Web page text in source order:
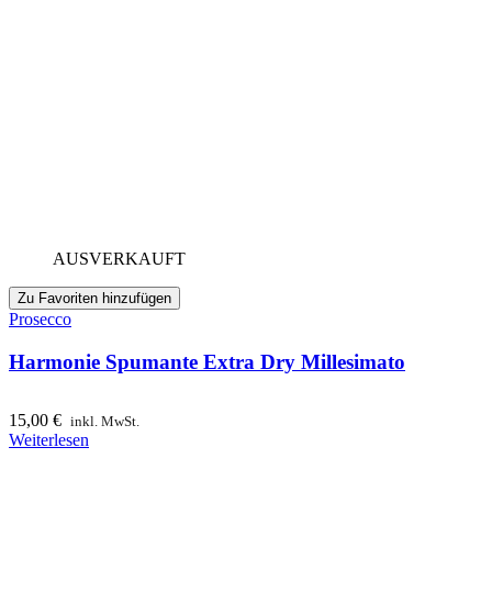
AUSVERKAUFT
Zu Favoriten hinzufügen
Prosecco
Harmonie Spumante Extra Dry Millesimato
15,00 € inkl. MwSt.
Weiterlesen